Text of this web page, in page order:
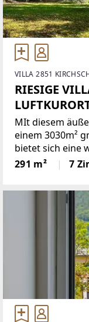
VILLA 2851
RIESIGE
MIt diesem
einem 3030m²
bietet sich eine
einmaliges
Krumbach zu
291 m² 7